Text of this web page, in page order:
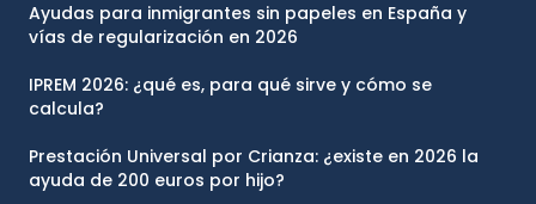
Ayudas para inmigrantes sin papeles en España y
vías de regularización en 2026
IPREM 2026: ¿qué es, para qué sirve y cómo se
calcula?
Prestación Universal por Crianza: ¿existe en 2026 la
ayuda de 200 euros por hijo?